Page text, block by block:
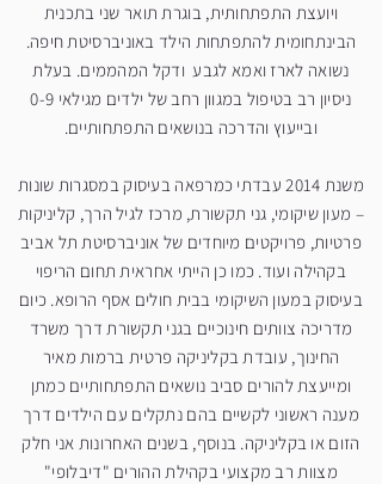
ויועצת התפתחותית, בוגרת תואר שני בתכנית
הבינתחומית להתפתחות הילד באוניברסיטת חיפה.
נשואה לארז ואמא לגבע ודקל המהממים. בעלת
ניסיון רב בטיפול במגוון רחב של ילדים מגילאי 0-9
ובייעוץ והדרכה בנושאים התפתחותיים.
משנת 2014 עבדתי כמרפאה בעיסוק במסגרות שונות
– מעון שיקומי, גני תקשורת, מרכז לגיל הרך, קליניקות
פרטיות, פרויקטים מיוחדים של אוניברסיטת תל אביב
בקהילה ועוד. כמו כן הייתי אחראית תחום הריפוי
בעיסוק במעון השיקומי בבית חולים אסף הרופא. כיום
מדריכה צוותים חינוכיים בגני תקשורת דרך משרד
החינוך, עובדת בקליניקה פרטית ברמות מאיר
ומייעצת להורים סביב נושאים התפתחותיים כמתן
מענה ראשוני לקשיים בהם נתקלים עם הילדים דרך
הזום או בקליניקה. בנוסף, בשנים האחרונות אני חלק
מצוות רב מקצועי בקהילת ההורים "דיבלופי"